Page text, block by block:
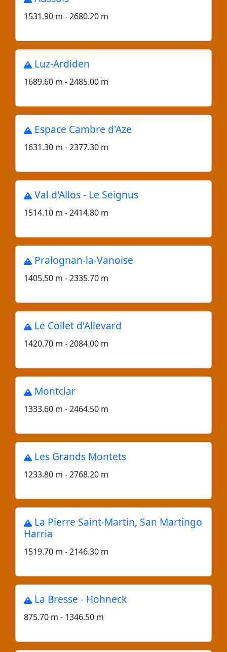
1531.90 m - 2680.20 m
Luz-Ardiden
1689.60 m - 2485.00 m
Espace Cambre d'Aze
1631.30 m - 2377.30 m
Val d'Allos - Le Seignus
1514.10 m - 2414.80 m
Pralognan-la-Vanoise
1405.50 m - 2335.70 m
Le Collet d'Allevard
1420.70 m - 2084.00 m
Montclar
1333.60 m - 2464.50 m
Les Grands Montets
1233.80 m - 2768.20 m
La Pierre Saint-Martin, San Martingo
Harria
1519.70 m - 2146.30 m
La Bresse - Hohneck
875.70 m - 1346.50 m